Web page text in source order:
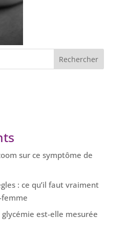
sur ce symptôme de
: ce qu’il faut vraiment
femme
est-elle mesurée